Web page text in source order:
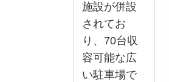
施設が併設
されてお
り、70台収
容可能な広
い駐車場で